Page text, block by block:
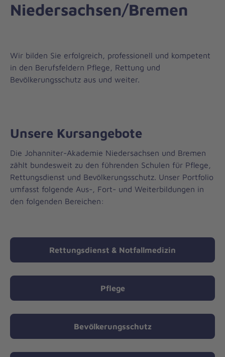
Niedersachsen/Bremen
Wir bilden Sie erfolgreich, professionell und kompetent
in den Berufsfeldern Pflege, Rettung und
Bevölkerungsschutz aus und weiter.
Unsere Kursangebote
Die Johanniter-Akademie Niedersachsen und Bremen
zählt bundesweit zu den führenden Schulen für Pflege,
Rettungsdienst und Bevölkerungsschutz. Unser Portfolio
umfasst folgende Aus-, Fort- und Weiterbildungen in
den folgenden Bereichen:
Rettungsdienst & Notfallmedizin
Pflege
Bevölkerungsschutz